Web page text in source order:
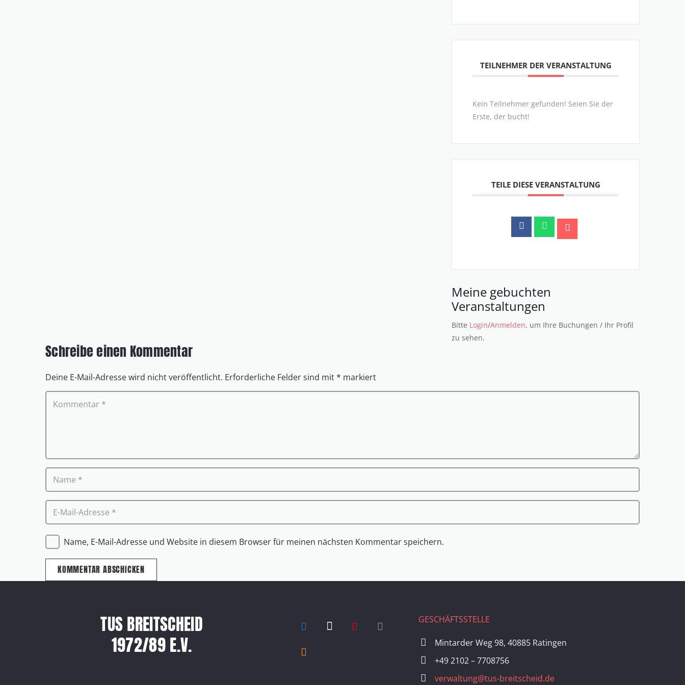
TEILNEHMER DER VERANSTALTUNG
Kein Teilnehmer gefunden! Seien Sie der
Erste, der bucht!
TEILE DIESE VERANSTALTUNG
Meine gebuchten
Veranstaltungen
Bitte Login/Anmelden, um Ihre Buchungen / Ihr Profil
zu sehen.
Schreibe einen Kommentar
Deine E-Mail-Adresse wird nicht veröffentlicht. Erforderliche Felder sind mit* markiert
Name, E-Mail-Adresse und Website in diesem Browser für meinen nächsten Kommentar speichern.
KOMMENTAR ABSCHICKEN
TUS BREITSCHEID
1972/89 E.V.
GESCHÄFTSSTELLE
Mintarder Weg 98, 40885 Ratingen
+49 2102 – 7708756
verwaltung@tus-breitscheid.de